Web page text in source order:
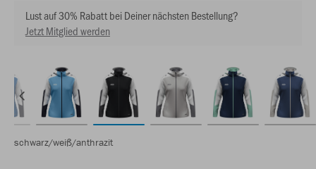
Lust auf 30% Rabatt bei Deiner nächsten Bestellung?
Jetzt Mitglied werden
schwarz/weiß/anthrazit